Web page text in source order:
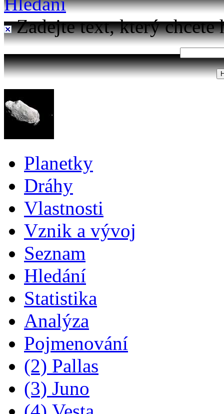
Zadejte text, který chcete
Planetky
Dráhy
Vlastnosti
Vznik a vývoj
Seznam
Hledání
Statistika
Analýza
Pojmenování
(2) Pallas
(3) Juno